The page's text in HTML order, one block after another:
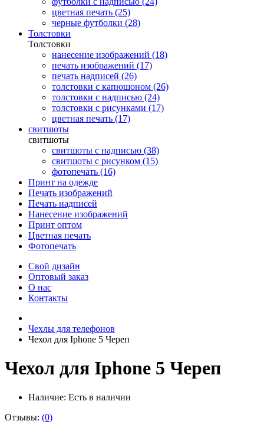
цветная печать (25)
черные футболки (28)
Толстовки
Толстовки
нанесение изображений (18)
печать изображений (17)
печать надписей (26)
толстовки с капюшоном (26)
толстовки с надписью (24)
толстовки с рисунками (17)
цветная печать (17)
свитшоты
свитшоты
свитшоты с надписью (38)
свитшоты с рисунком (15)
фотопечать (16)
Принт на одежде
Печать изображений
Печать надписей
Нанесение изображений
Принт оптом
Цветная печать
Фотопечать
Свой дизайн
Оптовый заказ
О нас
Контакты
Чехлы для телефонов
Чехол для Iphone 5 Череп
Чехол для Iphone 5 Череп
Наличие: Есть в наличии
Отзывы: (0)